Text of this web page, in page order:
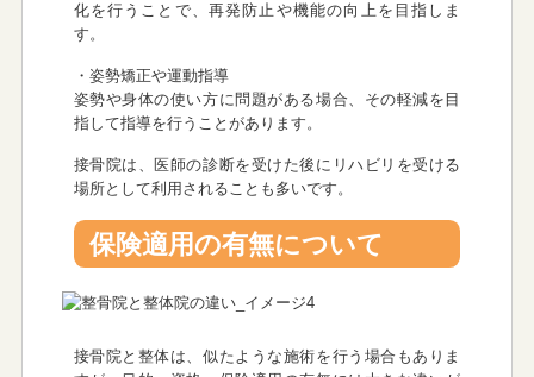
化を行うことで、再発防止や機能の向上を目指しま
す。
・姿勢矯正や運動指導
姿勢や身体の使い方に問題がある場合、その軽減を目
指して指導を行うことがあります。
接骨院は、医師の診断を受けた後にリハビリを受ける
場所として利用されることも多いです。
保険適用の有無について
接骨院と整体は、似たような施術を行う場合もありま